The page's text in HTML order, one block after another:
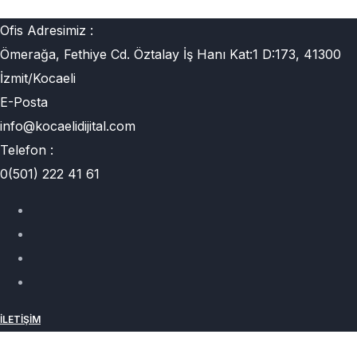
Ofis Adresimiz :
Ömerağa, Fethiye Cd. Öztalay İş Hanı Kat:1 D:173, 41300
İzmit/Kocaeli
E-Posta
info@kocaelidijital.com
Telefon :
0(501) 222 41 61
İLETIŞIM